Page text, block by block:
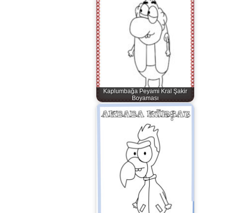
Kaplumbağa Peyami Kral Şakir
Boyaması